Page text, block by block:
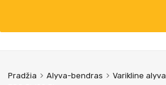
Pradžia Alyva-bendras Varikline alyva